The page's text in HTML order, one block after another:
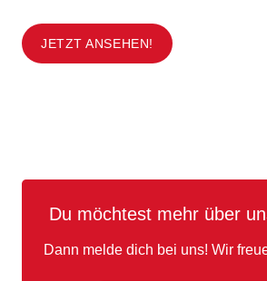
JETZT ANSEHEN!
Du möchtest mehr über
Dann melde dich bei uns! Wir